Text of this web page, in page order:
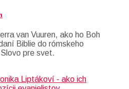
van Vuuren, ako ho Boh
Biblie do rómskeho
pre svet.